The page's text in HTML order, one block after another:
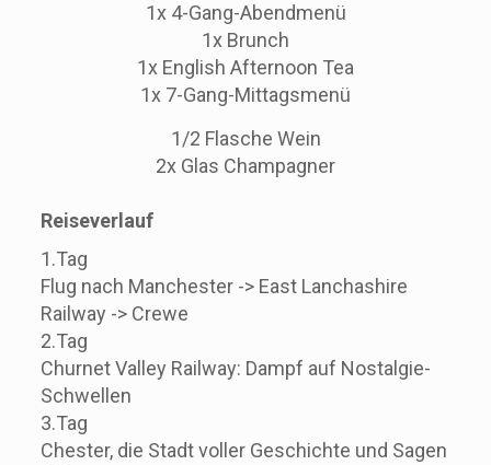
1x 4-Gang-Abendmenü
1x Brunch
1x English Afternoon Tea
1x 7-Gang-Mittagsmenü
1/2 Flasche Wein
2x Glas Champagner
Reiseverlauf
1.Tag
Flug nach Manchester -> East Lanchashire
Railway -> Crewe
2.Tag
Churnet Valley Railway: Dampf auf Nostalgie-
Schwellen
3.Tag
Chester, die Stadt voller Geschichte und Sagen